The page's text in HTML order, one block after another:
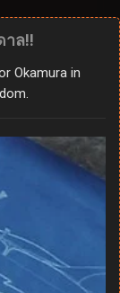
าล!!
Okamura in